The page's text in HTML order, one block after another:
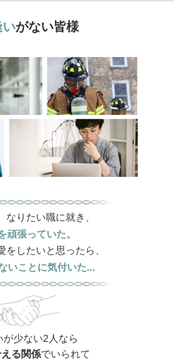
いがない皆様
なりたい職に就き、
頑張っていた。
をしたいと思ったら、
いことに気付いた...
が少ない2人なら
る関係でいられて